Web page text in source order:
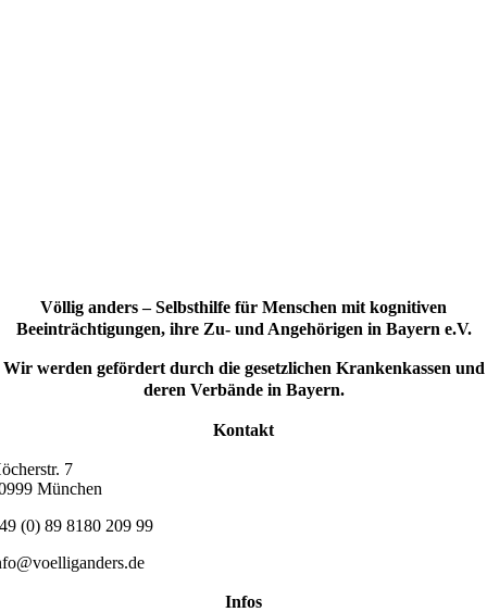
Völlig anders – Selbsthilfe für Menschen mit kognitiven
Beeinträchtigungen, ihre Zu- und Angehörigen in Bayern e.V.
Wir werden gefördert durch die gesetzlichen Krankenkassen und
deren Verbände in Bayern.
Kontakt
7
München
(0) 89 8180 209 99
Infos